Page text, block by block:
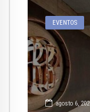
EVENTOS
agosto 6,